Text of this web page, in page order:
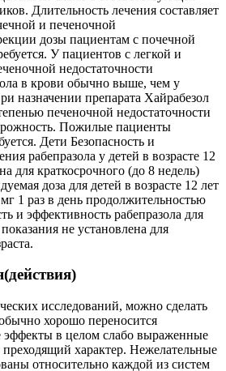
Длительность лечения составляет
и печеночной
дозы пациентам с почечной
У пациентов с легкой и
недостаточности
в крови обычно выше, чем у
назначении препарата Хайрабезол
печеночной недостаточности
Пожилые пациенты
Дети Безопасность и
рабепразола у детей в возрасте 12
для краткосрочного (до 8 недель)
доза для детей в возрасте 12 лет
1 раз в день продолжительностью
и эффективность рабепразола для
не установлена для
исследований, можно сделать
хорошо переносится
в целом слабо выраженные
характер. Нежелательные
относительно каждой из систем